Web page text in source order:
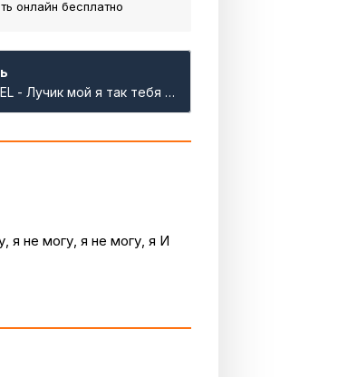
онлайн бесплатно
ART INTEL - Лучик мой я так тебя люблю
я не могу, я не могу, я И